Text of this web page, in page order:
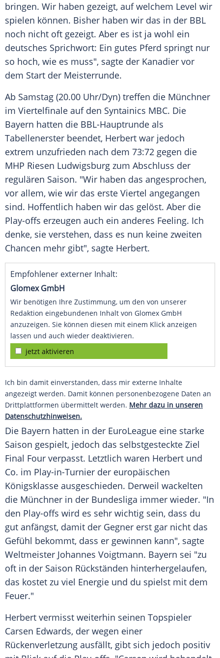
bringen. Wir haben gezeigt, auf welchem Level wir
spielen können. Bisher haben wir das in der BBL
noch nicht oft gezeigt. Aber es ist ja wohl ein
deutsches Sprichwort: Ein gutes Pferd springt nur
so hoch, wie es muss", sagte der Kanadier vor
dem Start der Meisterrunde.
Ab Samstag (20.00 Uhr/Dyn) treffen die Münchner
im Viertelfinale auf den Syntainics MBC. Die
Bayern hatten die BBL-Hauptrunde als
Tabellenerster beendet, Herbert war jedoch
extrem unzufrieden nach dem 73:72 gegen die
MHP Riesen Ludwigsburg zum Abschluss der
regulären Saison. "Wir haben das angesprochen,
vor allem, wie wir das erste Viertel angegangen
sind. Hoffentlich haben wir das gelöst. Aber die
Play-offs erzeugen auch ein anderes Feeling. Ich
denke, sie verstehen, dass es nun keine zweiten
Chancen mehr gibt", sagte Herbert.
Empfohlener externer Inhalt:
Glomex GmbH
Wir benötigen Ihre Zustimmung, um den von unserer
Redaktion eingebundenen Inhalt von Glomex GmbH
anzuzeigen. Sie können diesen mit einem Klick anzeigen
lassen und auch wieder deaktivieren.
jetzt aktivieren
Ich bin damit einverstanden, dass mir externe Inhalte
angezeigt werden. Damit können personenbezogene Daten an
Drittplattformen übermittelt werden. Mehr dazu in unseren
Datenschutzhinweisen.
Die Bayern hatten in der EuroLeague eine starke
Saison gespielt, jedoch das selbstgesteckte Ziel
Final Four verpasst. Letztlich waren Herbert und
Co. im Play-in-Turnier der europäischen
Königsklasse ausgeschieden. Derweil wackelten
die Münchner in der Bundesliga immer wieder. "In
den Play-offs wird es sehr wichtig sein, dass du
gut anfängst, damit der Gegner erst gar nicht das
Gefühl bekommt, dass er gewinnen kann", sagte
Weltmeister Johannes Voigtmann. Bayern sei "zu
oft in der Saison Rückständen hinterhergelaufen,
das kostet zu viel Energie und du spielst mit dem
Feuer."
Herbert vermisst weiterhin seinen Topspieler
Carsen Edwards, der wegen einer
Rückenverletzung ausfällt, gibt sich jedoch positiv